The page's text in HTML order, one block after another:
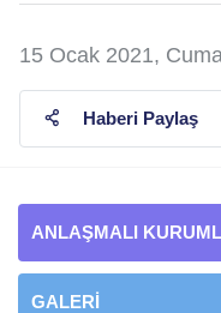
15 Ocak 2021, Cuma
Haberi Paylaş
ANLAŞMALI
GALERİ